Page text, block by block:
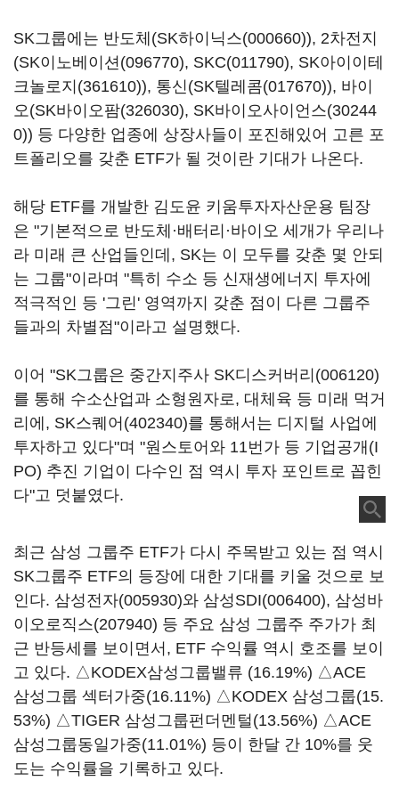
SK그룹에는 반도체(SK하이닉스(000660)), 2차전지
(SK이노베이션(096770), SKC(011790), SK아이이테
크놀로지(361610)), 통신(SK텔레콤(017670)), 바이
오(SK바이오팜(326030), SK바이오사이언스(30244
0)) 등 다양한 업종에 상장사들이 포진해있어 고른 포
트폴리오를 갖춘 ETF가 될 것이란 기대가 나온다.
해당 ETF를 개발한 김도윤 키움투자자산운용 팀장
은 "기본적으로 반도체·배터리·바이오 세개가 우리나
라 미래 큰 산업들인데, SK는 이 모두를 갖춘 몇 안되
는 그룹"이라며 "특히 수소 등 신재생에너지 투자에
적극적인 등 '그린' 영역까지 갖춘 점이 다른 그룹주
들과의 차별점"이라고 설명했다.
이어 "SK그룹은 중간지주사 SK디스커버리(006120)
를 통해 수소산업과 소형원자로, 대체육 등 미래 먹거
리에, SK스퀘어(402340)를 통해서는 디지털 사업에
투자하고 있다"며 "원스토어와 11번가 등 기업공개(I
PO) 추진 기업이 다수인 점 역시 투자 포인트로 꼽힌
다"고 덧붙였다.
최근 삼성 그룹주 ETF가 다시 주목받고 있는 점 역시
SK그룹주 ETF의 등장에 대한 기대를 키울 것으로 보
인다. 삼성전자(005930)와 삼성SDI(006400), 삼성바
이오로직스(207940) 등 주요 삼성 그룹주 주가가 최
근 반등세를 보이면서, ETF 수익률 역시 호조를 보이
고 있다. △KODEX삼성그룹밸류 (16.19%) △ACE
삼성그룹 섹터가중(16.11%) △KODEX 삼성그룹(15.
53%) △TIGER 삼성그룹펀더멘털(13.56%) △ACE
삼성그룹동일가중(11.01%) 등이 한달 간 10%를 웃
도는 수익률을 기록하고 있다.